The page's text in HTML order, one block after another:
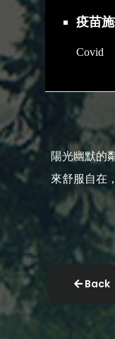
疫苗
Covid
陽光幽默的
來舒服自在
Back